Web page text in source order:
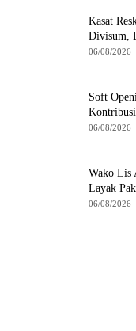
Kasat
Divisum,
06/08/2026
Soft
06/08/2026
Wako Lis
Layak
06/08/2026